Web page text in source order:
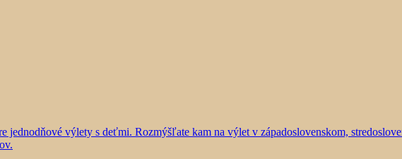
jednodňové výlety s deťmi. Rozmýšľate kam na výlet v západoslovenskom,